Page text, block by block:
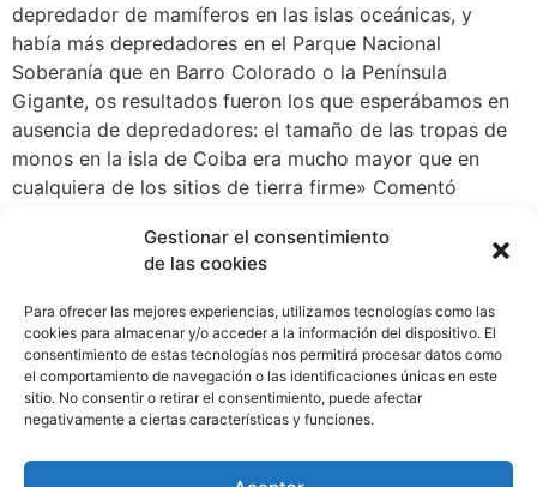
Gestionar el consentimiento
de las cookies
Para ofrecer las mejores experiencias, utilizamos tecnologías como las
cookies para almacenar y/o acceder a la información del dispositivo. El
consentimiento de estas tecnologías nos permitirá procesar datos como
el comportamiento de navegación o las identificaciones únicas en este
sitio. No consentir o retirar el consentimiento, puede afectar
negativamente a ciertas características y funciones.
depredador de mamíferos en las islas oceánicas, y
había más depredadores en el Parque Nacional
Soberanía que en Barro Colorado o la Península
Gigante, os resultados fueron los que esperábamos en
ausencia de depredadores: el tamaño de las tropas de
monos en la isla de Coiba era mucho mayor que en
cualquiera de los sitios de tierra firme» Comentó
depredadores también pasaron más tiempo en el suelo
durante la mitad del día, cuando los depredadores
están menos activos. Por el contrario, los monos en las
islas del Pacífico no centraron su actividad a cierta hora
del día. Las visitas más largas al terreno se realizaron
en Jicarón (14.5 minutos) y las Islas Coiba (7.9 minutos).
Los primates que descendían de los árboles jugaron un
explicaciones aún controvertidas generalmente implican